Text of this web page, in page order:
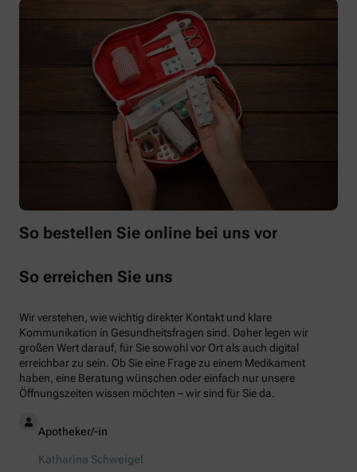
So bestellen Sie online bei uns vor
So erreichen Sie uns
Wir verstehen, wie wichtig direkter Kontakt und klare
Kommunikation in Gesundheitsfragen sind. Daher legen wir
großen Wert darauf, für Sie sowohl vor Ort als auch digital
erreichbar zu sein. Ob Sie eine Frage zu einem Medikament
haben, eine Beratung wünschen oder einfach nur unsere
Öffnungszeiten wissen möchten – wir sind für Sie da.
Apotheker/-in
Katharina Schweigel